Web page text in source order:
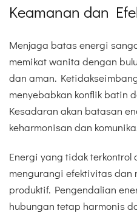
Keamanan dan
Menjaga batas energi
memikat wanita dengan
dan aman.
menyebabkan konflik batin
Kesadaran akan batasan
keharmonisan dan
Energi yang tidak
mengurangi efektivitas dan
produktif. Pengendalian
hubungan tetap harmonis